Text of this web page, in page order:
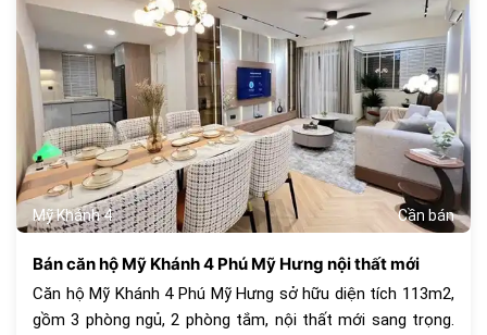
Mỹ Khánh 4 Cần bán
Bán căn hộ Mỹ Khánh 4 Phú Mỹ Hưng nội thất mới
Căn hộ Mỹ Khánh 4 Phú Mỹ Hưng sở hữu diện tích 113m2,
gồm 3 phòng ngủ, 2 phòng tắm, nội thất mới sang trọng.